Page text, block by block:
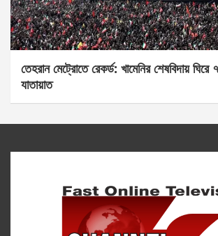
তেহরান মেট্রোতে রেকর্ড: খামেনির শেষবিদায় ঘিরে
যাতায়াত